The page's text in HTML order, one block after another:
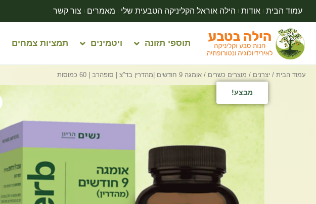
עמוד הבית אודות הילה אוראל הקליניקה הטבעית שלי מאמרים צור קשר
תוספי תזונה ויטמינים תמציות צמחים
עמוד הבית / יצרנים / מוצרים כשרים / אומגה 9 חודשים |מהדרין בד”צ | סופהרב | 60 כמוסות
מבצע!